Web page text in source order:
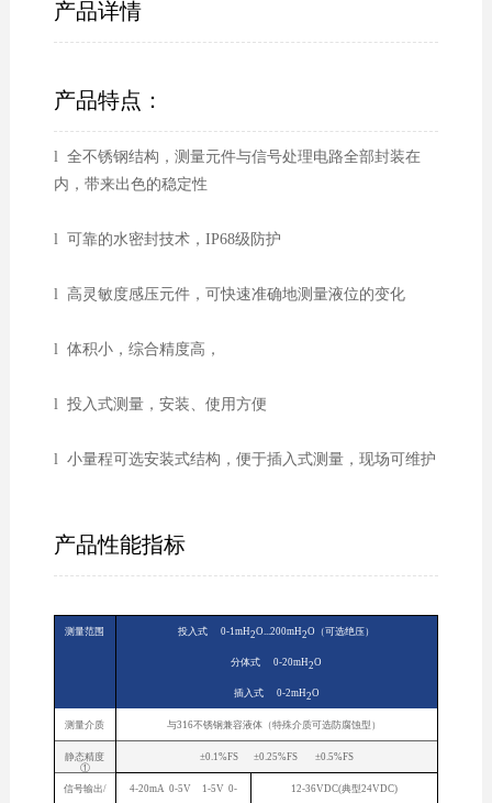
产品详情
产品特点：
l 全不锈钢结构，测量元件与信号处理电路全部封装在
内，带来出色的稳定性
l 可靠的水密封技术，IP68级防护
l 高灵敏度感压元件，可快速准确地测量液位的变化
l 体积小，综合精度高，
l 投入式测量，安装、使用方便
l 小量程可选安装式结构，便于插入式测量，现场可维护
产品性能指标
测量范围 投入式 0-1mH2O...200mH2O（可选绝压）
分体式 0-20mH2O
插入式 0-2mH2O
测量介质 与316不锈钢兼容液体（特殊介质可选防腐蚀型）
静态精度
①
±0.1%FS ±0.25%FS ±0.5%FS
信号输出/ 4-20mA 0-5V 1-5V 0- 12-36VDC(典型24VDC)